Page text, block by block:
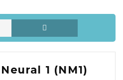
1 (NM1)